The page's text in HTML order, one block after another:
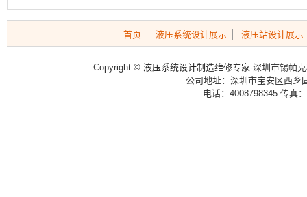
首页 液压系统设计展示 液压站设计展示
Copyright © 液压系统设计制造维修专家-深圳市锡帕
公司地址：深圳市宝安区西乡
电话：4008798345 传真